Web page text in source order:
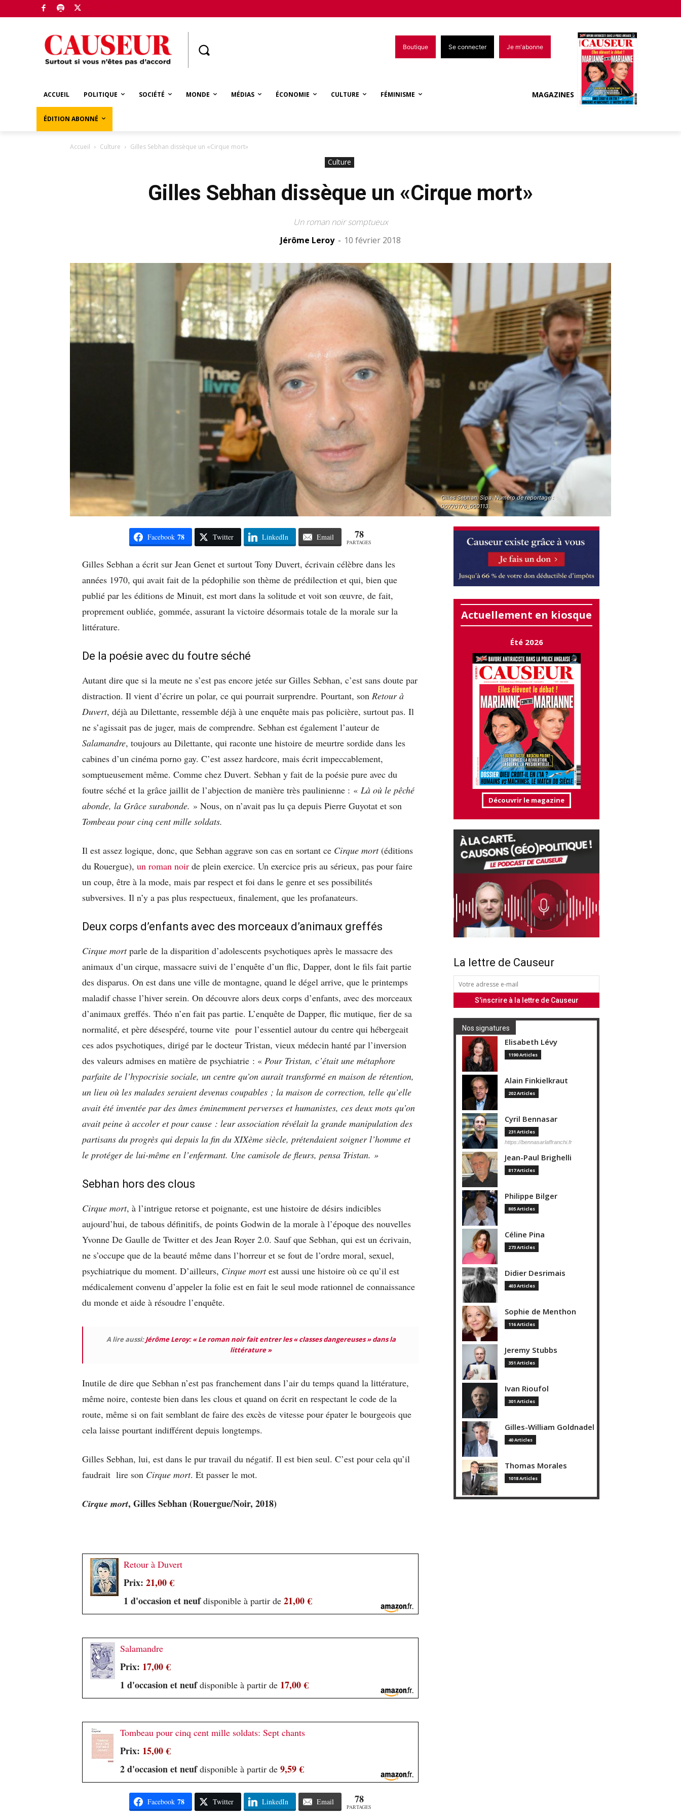
Boutique Se connecter Je m'abonne
ACCUEIL POLITIQUE SOCIÉTÉ MONDE MÉDIAS ÉCONOMIE CULTURE FÉMINISME
ÉDITION ABONNÉ
MAGAZINES
Accueil Culture Gilles Sebhan dissèque un «Cirque mort»
Culture
Gilles Sebhan dissèque un «Cirque mort»
Un roman noir somptueux
Jérôme Leroy - 10 février 2018
Gilles Sebhan. Sipa. Numéro de reportage :
00770176_000113.
Facebook 78 Twitter LinkedIn Email 78
PARTAGES
Gilles Sebhan a écrit sur Jean Genet et surtout Tony Duvert, écrivain célèbre dans les
années 1970, qui avait fait de la pédophilie son thème de prédilection et qui, bien que
publié par les éditions de Minuit, est mort dans la solitude et voit son œuvre, de fait,
proprement oubliée, gommée, assurant la victoire désormais totale de la morale sur la
littérature.
De la poésie avec du foutre séché
Autant dire que si la meute ne s’est pas encore jetée sur Gilles Sebhan, c’est sans doute par
distraction. Il vient d’écrire un polar, ce qui pourrait surprendre. Pourtant, son Retour à
Duvert, déjà au Dilettante, ressemble déjà à une enquête mais pas policière, surtout pas. Il
ne s’agissait pas de juger, mais de comprendre. Sebhan est également l’auteur de
Salamandre, toujours au Dilettante, qui raconte une histoire de meurtre sordide dans les
cabines d’un cinéma porno gay. C’est assez hardcore, mais écrit impeccablement,
somptueusement même. Comme chez Duvert. Sebhan y fait de la poésie pure avec du
foutre séché et la grâce jaillit de l’abjection de manière très paulinienne : « Là où le pêché
abonde, la Grâce surabonde. » Nous, on n’avait pas lu ça depuis Pierre Guyotat et son
Tombeau pour cinq cent mille soldats.
Il est assez logique, donc, que Sebhan aggrave son cas en sortant ce Cirque mort(éditions
du Rouergue), un roman noir de plein exercice. Un exercice pris au sérieux, pas pour faire
un coup, être à la mode, mais par respect et foi dans le genre et ses possibilités
subversives. Il n’y a pas plus respectueux, finalement, que les profanateurs.
Deux corps d’enfants avec des morceaux d’animaux greffés
Cirque mortparle de la disparition d’adolescents psychotiques après le massacre des
animaux d’un cirque, massacre suivi de l’enquête d’un flic, Dapper, dont le fils fait partie
des disparus. On est dans une ville de montagne, quand le dégel arrive, que le printemps
maladif chasse l’hiver serein. On découvre alors deux corps d’enfants, avec des morceaux
d’animaux greffés. Théo n’en fait pas partie. L’enquête de Dapper, flic mutique, fier de sa
normalité, et père désespéré, tourne vite pour l’essentiel autour du centre qui hébergeait
ces ados psychotiques, dirigé par le docteur Tristan, vieux médecin hanté par l’inversion
des valeurs admises en matière de psychiatrie : « Pour Tristan, c’était une métaphore
parfaite de l’hypocrisie sociale, un centre qu’on aurait transformé en maison de rétention,
un lieu où les malades seraient devenus coupables ; la maison de correction, telle qu’elle
avait été inventée par des âmes éminemment perverses et humanistes, ces deux mots qu’on
avait peine à accoler et pour cause : leur association révélait la grande manipulation des
partisans du progrès qui depuis la fin du XIXème siècle, prétendaient soigner l’homme et
le protéger de lui-même en l’enfermant. Une camisole de fleurs, pensa Tristan. »
Sebhan hors des clous
Cirque mort, à l’intrigue retorse et poignante, est une histoire de désirs indicibles
aujourd’hui, de tabous définitifs, de points Godwin de la morale à l’époque des nouvelles
Yvonne De Gaulle de Twitter et des Jean Royer 2.0. Sauf que Sebhan, qui est un écrivain,
ne s’occupe que de la beauté même dans l’horreur et se fout de l’ordre moral, sexuel,
psychiatrique du moment. D’ailleurs, Cirque mortest aussi une histoire où ce qu’il est
médicalement convenu d’appeler la folie est en fait le seul mode rationnel de connaissance
du monde et aide à résoudre l’enquête.
A lire aussi:Jérôme Leroy: « Le roman noir fait entrer les « classes dangereuses » dans la
littérature »
Inutile de dire que Sebhan n’est pas franchement dans l’air du temps quand la littérature,
même noire, conteste bien dans les clous et quand on écrit en respectant le code de la
route, même si on fait semblant de faire des excès de vitesse pour épater le bourgeois que
cela laisse pourtant indifférent depuis longtemps.
Gilles Sebhan, lui, est dans le pur travail du négatif. Il est bien seul. C’est pour cela qu’il
faudrait lire son Cirque mort. Et passer le mot.
Cirque mort, Gilles Sebhan (Rouergue/Noir, 2018)
Retour à Duvert
Prix: 21,00 €
1 d'occasion et neufdisponible à partir de 21,00 €
Salamandre
Prix: 17,00 €
1 d'occasion et neufdisponible à partir de 17,00 €
Tombeau pour cinq cent mille soldats: Sept chants
Prix: 15,00 €
2 d'occasion et neufdisponible à partir de 9,59 €
Facebook 78 Twitter LinkedIn Email 78
PARTAGES
Actuellement en kiosque
Été 2026
Découvrir le magazine
La lettre de Causeur
Nos signatures
Elisabeth Lévy
1190 Articles
Alain Finkielkraut
202 Articles
Cyril Bennasar
231 Articles
https://bennasarlaffranchi.fr
Jean-Paul Brighelli
817 Articles
Philippe Bilger
805 Articles
Céline Pina
273 Articles
Didier Desrimais
403 Articles
Sophie de Menthon
116 Articles
Jeremy Stubbs
351 Articles
Ivan Rioufol
301 Articles
Gilles-William Goldnadel
40 Articles
Thomas Morales
1018 Articles